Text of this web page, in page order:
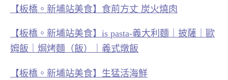
【板橋。新埔站美食】食前方丈 炭火燒肉
【板橋。新埔站美食】is pasta-義大利麵｜披薩｜歐
姆飯｜焗烤麵（飯）｜義式燉飯
【板橋。新埔站美食】生猛活海鮮